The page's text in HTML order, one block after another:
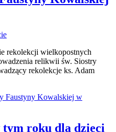
rekolekcji wielkopostnych
relikwii św. Siostry
rekolekcje ks. Adam
Faustyny Kowalskiej w
roku dla dzieci